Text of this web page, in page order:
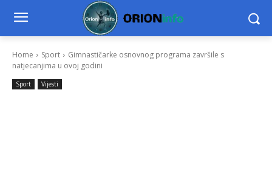
Home Sport
Gimnastičarke osnovnog programa završile s
natjecanjima u ovoj godini
Sport Vijesti